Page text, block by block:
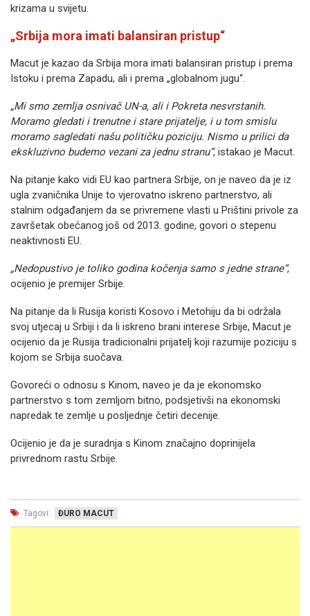
krizama u svijetu.
„Srbija mora imati balansiran pristup“
Macut je kazao da Srbija mora imati balansiran pristup i prema
Istoku i prema Zapadu, ali i prema „globalnom jugu“.
„Mi smo zemlja osnivač UN-a, ali i Pokreta nesvrstanih.
Moramo gledati i trenutne i stare prijatelje, i u tom smislu
moramo sagledati našu političku poziciju. Nismo u prilici da
ekskluzivno budemo vezani za jednu stranu“, istakao je Macut.
Na pitanje kako vidi EU kao partnera Srbije, on je naveo da je iz
ugla zvaničnika Unije to vjerovatno iskreno partnerstvo, ali
stalnim odgađanjem da se privremene vlasti u Prištini privole za
završetak obećanog još od 2013. godine, govori o stepenu
neaktivnosti EU.
„Nedopustivo je toliko godina kočenja samo s jedne strane“,
ocijenio je premijer Srbije.
Na pitanje da li Rusija koristi Kosovo i Metohiju da bi održala
svoj utjecaj u Srbiji i da li iskreno brani interese Srbije, Macut je
ocijenio da je Rusija tradicionalni prijatelj koji razumije poziciju s
kojom se Srbija suočava.
Govoreći o odnosu s Kinom, naveo je da je ekonomsko
partnerstvo s tom zemljom bitno, podsjetivši na ekonomski
napredak te zemlje u posljednje četiri decenije.
Ocijenio je da je suradnja s Kinom značajno doprinijela
privrednom rastu Srbije.
Tagovi: ĐURO MACUT